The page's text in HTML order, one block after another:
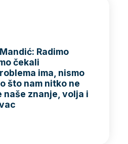
Radimo
čekali
ima, nismo
što nam nitko ne
naše znanje, volja i